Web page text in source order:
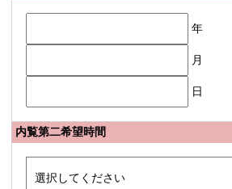
年
月
日
内覧第二希望時間